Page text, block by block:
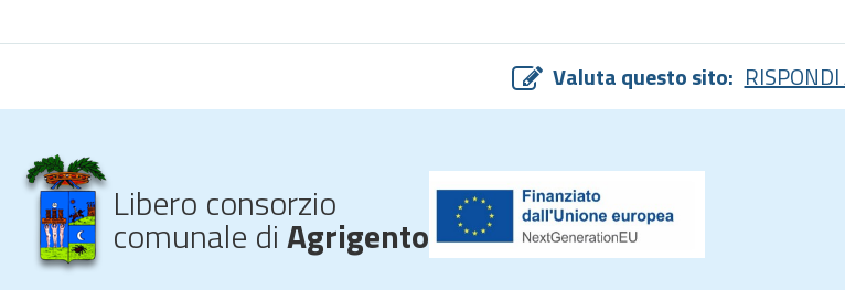
Valuta questo sito:
Libero consorzio
comunale diAgrigento